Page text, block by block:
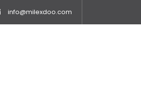
info@milexdoo.com